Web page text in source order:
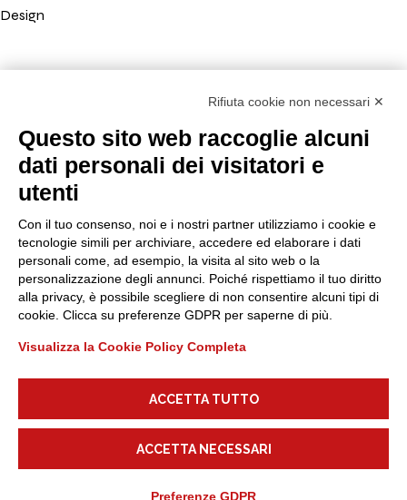
Design
Tags
Non c'è ancora contenuto da mostrare.
Follow Us
Facebook
Instagram
Pinterest
Rifiuta cookie non necessari ✕
Questo sito web raccoglie alcuni
dati personali dei visitatori e
utenti
Con il tuo consenso, noi e i nostri partner utilizziamo i cookie e
tecnologie simili per archiviare, accedere ed elaborare i dati
personali come, ad esempio, la visita al sito web o la
personalizzazione degli annunci. Poiché rispettiamo il tuo diritto
alla privacy, è possibile scegliere di non consentire alcuni tipi di
cookie. Clicca su preferenze GDPR per saperne di più.
Visualizza la Cookie Policy Completa
ACCETTA TUTTO
ACCETTA NECESSARI
Preferenze GDPR